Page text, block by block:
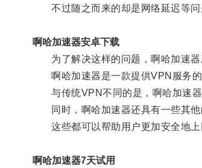
不过随之而来的却是网络延迟等问
啊哈加速器安卓下载
为了解决这样的问题，啊哈加速器
啊哈加速器是一款提供VPN服务的
与传统VPN不同的是，啊哈加速器
同时，啊哈加速器还具有一些其他
这些都可以帮助用户更加安全地上
啊哈加速器7天试用